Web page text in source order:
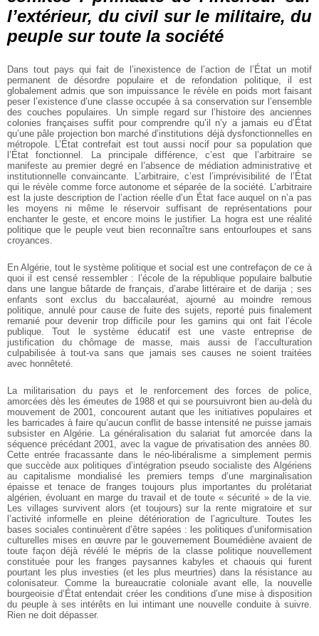
l’extérieur, du civil sur le militaire, du
peuple sur toute la société
Dans tout pays qui fait de l’inexistence de l’action de l’État un motif
permanent de désordre populaire et de refondation politique, il est
globalement admis que son impuissance le révèle en poids mort faisant
peser l’existence d’une classe occupée à sa conservation sur l’ensemble
des couches populaires. Un simple regard sur l’histoire des anciennes
colonies françaises suffit pour comprendre qu’il n’y a jamais eu d’État
qu’une pâle projection bon marché d’institutions déjà dysfonctionnelles en
métropole. L’État contrefait est tout aussi nocif pour sa population que
l’État fonctionnel. La principale différence, c’est que l’arbitraire se
manifeste au premier degré en l’absence de médiation administrative et
institutionnelle convaincante. L’arbitraire, c’est l’imprévisibilité de l’État
qui le révèle comme force autonome et séparée de la société. L’arbitraire
est la juste description de l’action réelle d’un État face auquel on n’a pas
les moyens ni même le réservoir suffisant de représentations pour
enchanter le geste, et encore moins le justifier. La hogra est une réalité
politique que le peuple veut bien reconnaître sans entourloupes et sans
croyances.
En Algérie, tout le système politique et social est une contrefaçon de ce à
quoi il est censé ressembler : l’école de la république populaire balbutie
dans une langue bâtarde de français, d’arabe littéraire et de darija ; ses
enfants sont exclus du baccalauréat, ajourné au moindre remous
politique, annulé pour cause de fuite des sujets, reporté puis finalement
remanié pour devenir trop difficile pour les gamins qui ont fait l’école
publique. Tout le système éducatif est une vaste entreprise de
justification du chômage de masse, mais aussi de l’acculturation
culpabilisée à tout-va sans que jamais ses causes ne soient traitées
avec honnêteté.
La militarisation du pays et le renforcement des forces de police,
amorcées dès les émeutes de 1988 et qui se poursuivront bien au-delà du
mouvement de 2001, concourent autant que les initiatives populaires et
les barricades à faire qu’aucun conflit de basse intensité ne puisse jamais
subsister en Algérie. La généralisation du salariat fut amorcée dans la
séquence précédant 2001, avec la vague de privatisation des années 80.
Cette entrée fracassante dans le néo-libéralisme a simplement permis
que succède aux politiques d’intégration pseudo socialiste des Algériens
au capitalisme mondialisé les premiers temps d’une marginalisation
épaisse et tenace de franges toujours plus importantes du prolétariat
algérien, évoluant en marge du travail et de toute « sécurité » de la vie.
Les villages survivent alors (et toujours) sur la rente migratoire et sur
l’activité informelle en pleine détérioration de l’agriculture. Toutes les
bases sociales continuèrent d’être sapées : les politiques d’uniformisation
culturelles mises en œuvre par le gouvernement Boumédiène avaient de
toute façon déjà révélé le mépris de la classe politique nouvellement
constituée pour les franges paysannes kabyles et chaouis qui furent
pourtant les plus investies (et les plus meurtries) dans la résistance au
colonisateur. Comme la bureaucratie coloniale avant elle, la nouvelle
bourgeoisie d’État entendait créer les conditions d’une mise à disposition
du peuple à ses intérêts en lui intimant une nouvelle conduite à suivre.
Rien ne doit dépasser.